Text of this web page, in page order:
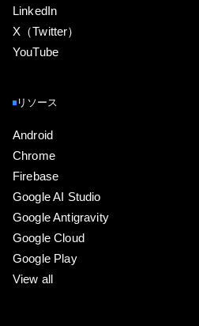
LinkedIn
X（Twitter）
YouTube
リソース
Android
Chrome
Firebase
Google AI Studio
Google Antigravity
Google Cloud
Google Play
View all